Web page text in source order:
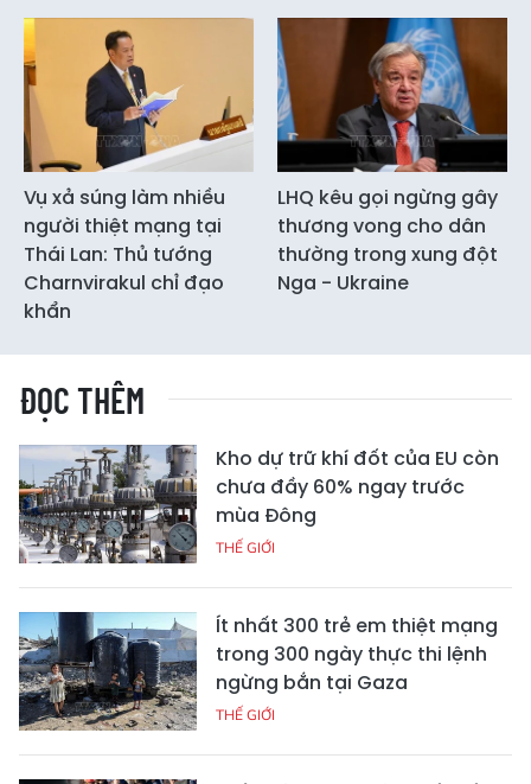
Vụ xả súng làm nhiều
người thiệt mạng tại
Thái Lan: Thủ tướng
Charnvirakul chỉ đạo
khẩn
LHQ kêu gọi ngừng gây
thương vong cho dân
thường trong xung đột
Nga - Ukraine
ĐỌC THÊM
Kho dự trữ khí đốt của EU còn
chưa đầy 60% ngay trước
mùa Đông
THẾ GIỚI
Ít nhất 300 trẻ em thiệt mạng
trong 300 ngày thực thi lệnh
ngừng bắn tại Gaza
THẾ GIỚI